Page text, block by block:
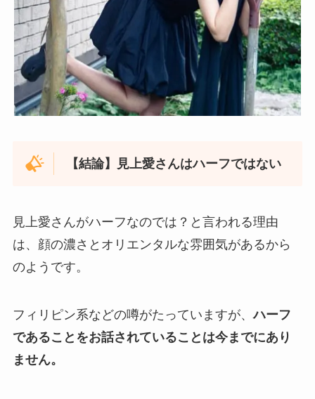
【結論】見上愛さんはハーフではない
見上愛さんがハーフなのでは？と言われる理由
は、顔の濃さとオリエンタルな雰囲気があるから
のようです。
フィリピン系などの噂がたっていますが、ハーフ
であることをお話されていることは今までにあり
ません。